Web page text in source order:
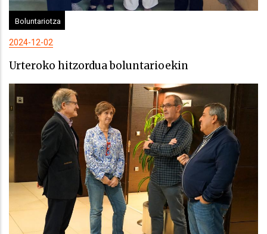
Boluntariotza
2024-12-02
Urteroko hitzordua boluntarioekin